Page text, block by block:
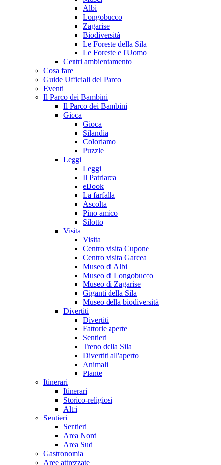
Albi
Longobucco
Zagarise
Biodiversità
Le Foreste della Sila
Le Foreste e l'Uomo
Centri ambientamento
Cosa fare
Guide Ufficiali del Parco
Eventi
Il Parco dei Bambini
Il Parco dei Bambini
Gioca
Gioca
Silandia
Coloriamo
Puzzle
Leggi
Leggi
Il Patriarca
eBook
La farfalla
Ascolta
Pino amico
Silotto
Visita
Visita
Centro visita Cupone
Centro visita Garcea
Museo di Albi
Museo di Longobucco
Museo di Zagarise
Giganti della Sila
Museo della biodiversità
Divertiti
Divertiti
Fattorie aperte
Sentieri
Treno della Sila
Divertiti all'aperto
Animali
Piante
Itinerari
Itinerari
Storico-religiosi
Altri
Sentieri
Sentieri
Area Nord
Area Sud
Gastronomia
Aree attrezzate